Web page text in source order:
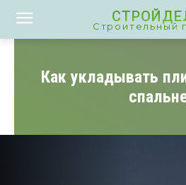
Строительный
Как укладывать